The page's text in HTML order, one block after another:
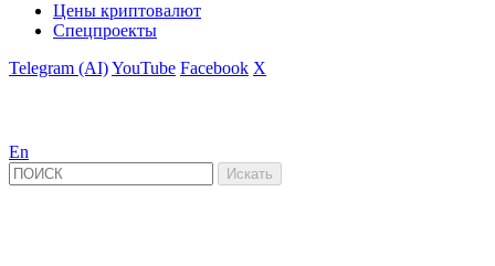
Цены криптовалют
Спецпроекты
Telegram (AI)YouTube Facebook X
En